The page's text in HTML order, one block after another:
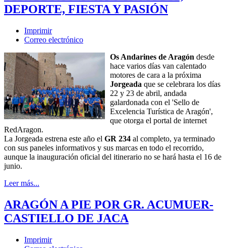
DEPORTE, FIESTA Y PASIÓN
Imprimir
Correo electrónico
Os Andarines de Aragón desde
hace varios días van calentado
motores de cara a la próxima
Jorgeada que se celebrara los días
22 y 23 de abril, andada
galardonada con el 'Sello de
Excelencia Turística de Aragón',
que otorga el portal de internet
RedAragon.
La Jorgeada estrena este año el GR 234 al completo, ya terminado
con sus paneles informativos y sus marcas en todo el recorrido,
aunque la inauguración oficial del itinerario no se hará hasta el 16 de
junio.
Leer más...
ARAGÓN A PIE POR GR. ACUMUER-
CASTIELLO DE JACA
Imprimir